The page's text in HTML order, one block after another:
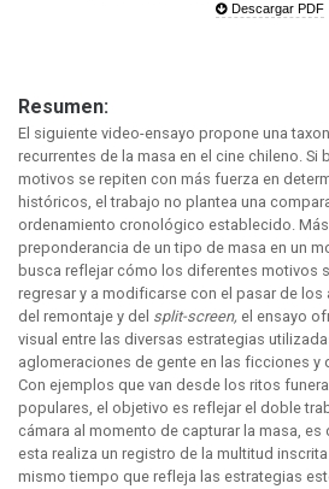
Descargar PDF
Resumen:
El siguiente video-ensayo propone una
recurrentes de la masa en el cine chileno. Si
motivos se repiten con más fuerza en
históricos, el trabajo no plantea una
ordenamiento cronológico establecido.
preponderancia de un tipo de masa en un
busca reflejar cómo los diferentes motivos
regresar y a modificarse con el pasar de los
del remontaje y del split-screen, el ensayo
visual entre las diversas estrategias
aglomeraciones de gente en las ficciones y
Con ejemplos que van desde los ritos
populares, el objetivo es reflejar el doble
cámara al momento de capturar la masa, es
esta realiza un registro de la multitud
mismo tiempo que refleja las estrategias